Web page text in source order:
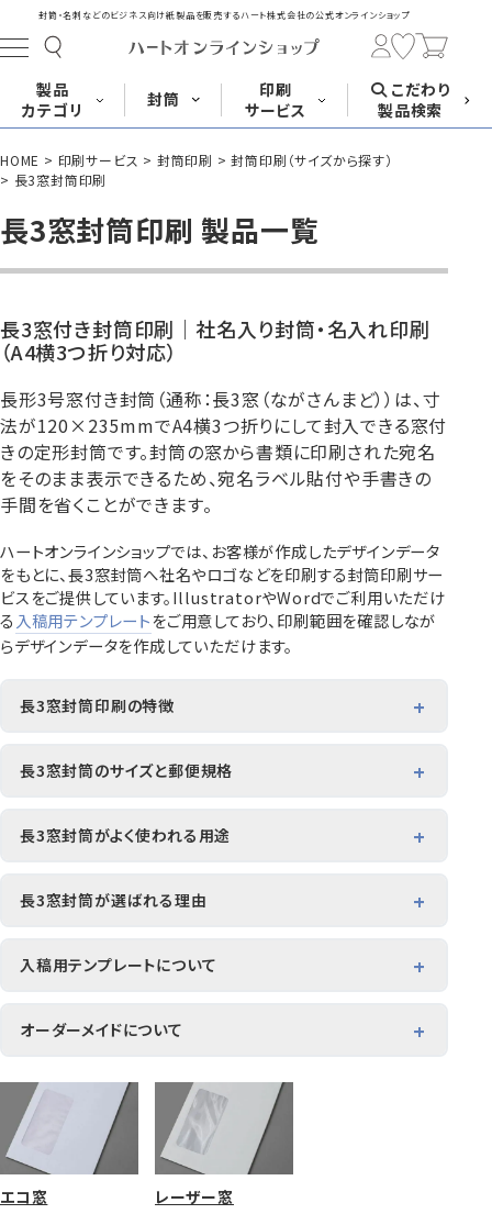
封筒・名刺などのビジネス向け紙製品を販売するハート株式会社の公式オンラインショップ
製品
カテゴリ
封筒をサイズ
封筒を紙・特徴
封筒印刷
名刺 はがき カード・挨拶状
賞状・証書・
辞令用紙
紙製クリア
ファイル
紙製クリア
ファイル印刷
印刷
デザイン集
封筒
長形封筒 角形封筒 洋形封筒
長3封筒 長3窓封筒 長4封筒
長4窓封筒
B5横3つ折
90×205
長40封筒
A4横4つ折
90×225
長1封筒
B4横3つ折
142×332
長2封筒
B5縦2つ折
119×277
長30封筒
A4横4つ折
92×235
長6封筒
A4横3つ折
110×220
返信用封筒
A4横3つ折
洋2タテ封筒
A4横・縦4つ折 A4横3つ折
洋5タテ封筒
印刷
サービス
封筒印刷サービス
紙製クリアファイル印刷サービス
喪中はがき印刷サービス
こだわり
製品検索
HOME 印刷サービス 封筒印刷
封筒印刷（サイズから探す）
長3窓封筒印刷
長3窓封筒印刷 製品一覧
長3窓付き封筒印刷｜社名入り封筒・名入れ印刷
（A4横3つ折り対応）
長形3号窓付き封筒（通称：長3窓（ながさんまど））は、寸
法が120×235mmでA4横3つ折りにして封入できる窓付
きの定形封筒です。封筒の窓から書類に印刷された宛名
をそのまま表示できるため、宛名ラベル貼付や手書きの
手間を省くことができます。
ハートオンラインショップでは、お客様が作成したデザインデータ
をもとに、長3窓封筒へ社名やロゴなどを印刷する封筒印刷サー
ビスをご提供しています。IllustratorやWordでご利用いただけ
る 入稿用テンプレートをご用意しており、印刷範囲を確認しなが
らデザインデータを作成していただけます。
長3窓封筒印刷の特徴
部分を外から確認できる封筒です。書類に印刷された宛名が
請求書発送や各種通知書の送付など、企業の事務業務で多
ります。
長3窓封筒のサイズと郵便規格
封入サイズ：A4横3つ折り
長3窓封筒がよく使われる用途
給与明細の送付
長3窓封筒が選ばれる理由
A4サイズ3つ折り書類を折らずに封入できる
入稿用テンプレートについて
もとに、長3窓封筒へ社名やロゴなどを印刷する封筒印刷サ
▶ 入稿用テンプレートはこちら
オーダーメイドについて
糊加工、大量発注などをご希望の場合は、ハート株式会社ま
でお問い合わせください。
▶ オーダーメイドのお問い合わせはこちら
エコ窓
レーザー窓